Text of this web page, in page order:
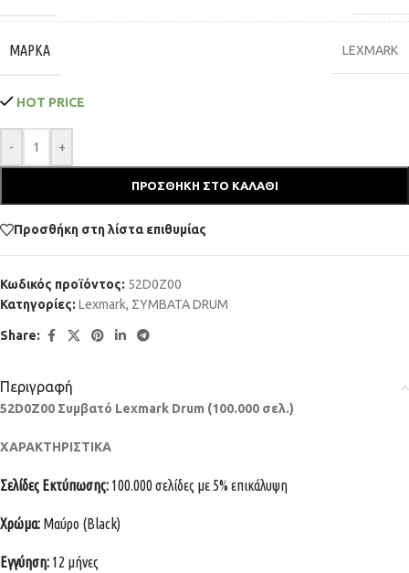
ΜΆΡΚΑ LEXMARK
HOT PRICE
- +
ΠΡΟΣΘΉΚΗ ΣΤΟ ΚΑΛΆΘΙ
Προσθήκη στη λίστα επιθυμίας
Κωδικός προϊόντος: 52D0Z00
Κατηγορίες: Lexmark, ΣΥΜΒΑΤΑ DRUM
Share:
Περιγραφή
52D0Z00 Συμβατό Lexmark Drum (100.000 σελ.)
ΧΑΡΑΚΤΗΡΙΣΤΙΚΑ
Σελίδες Εκτύπωσης: 100.000 σελίδες με 5% επικάλυψη
Χρώμα: Μαύρο (Black)
Εγγύηση: 12 μήνες